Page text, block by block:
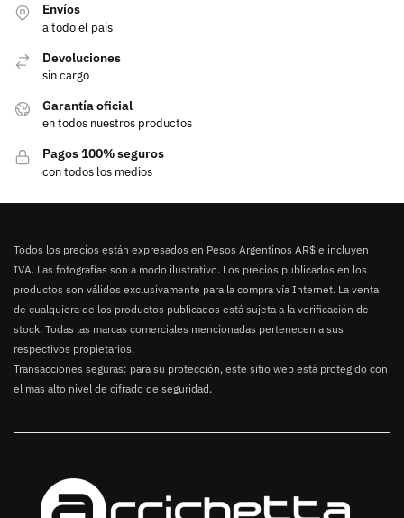
Envíos
a todo el país
Devoluciones
sin cargo
Garantía oficial
en todos nuestros productos
Pagos 100% seguros
con todos los medios
Todos los precios están expresados en Pesos Argentinos AR$ e incluyen
IVA. Las fotografías son a modo ilustrativo. Los precios publicados en los
productos son válidos exclusivamente para la compra vía Internet. La venta
de cualquiera de los productos publicados está sujeta a la verificación de
stock. Todas las marcas comerciales mencionadas pertenecen a sus
respectivos propietarios.
Transacciones seguras: para su protección, este sitio web está protegido con
el mas alto nivel de cifrado de seguridad.